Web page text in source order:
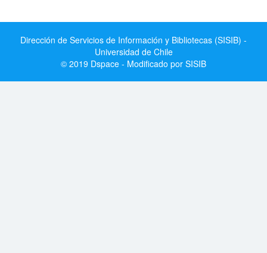
Dirección de Servicios de Información y Bibliotecas (SISIB) -
Universidad de Chile
© 2019 Dspace - Modificado por SISIB